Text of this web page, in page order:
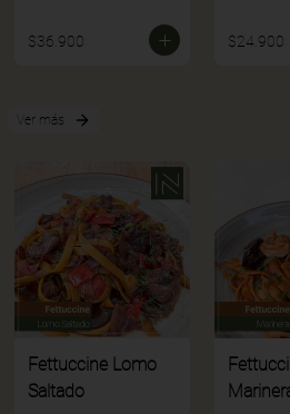
$36.900 $24.900
Ver más
Fettuccine Lomo
Saltado